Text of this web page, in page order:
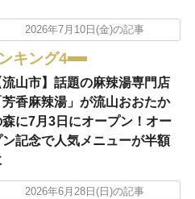
2026年7月10日(金)の記事
キング4
流山市】話題の麻辣湯専門店
芳香麻辣湯」が流山おおたか
森に7月3日にオープン！オー
ン記念で人気メニューが半額
2026年6月28日(日)の記事